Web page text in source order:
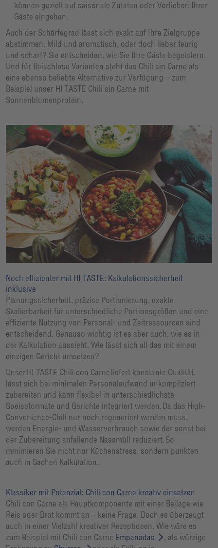
können gezielt auf saisonale Zutaten oder Vorlieben Ihrer
Gäste eingehen.
Auch der Schärfegrad lässt sich exakt auf Ihre Zielgruppe
abstimmen. Mild und aromatisch, oder doch lieber feurig
und scharf? Sie entscheiden, wie Sie Ihre Gäste begeistern.
Und für fleischlose Varianten steht das Chili sin Carne als
eine ebenso beliebte Alternative zur Verfügung – zum
Beispiel unser HI TASTE Chili sin Carne mit
Sonnenblumenprotein.
Noch effizienter mit HI TASTE: Kalkulationssicherheit
inklusive
Planungssicherheit, präzise Portionierung, exakte
Skalierbarkeit für unterschiedliche Portionsgrößen und eine
effiziente Nutzung von Personal- und Zeitressourcen sind
entscheidend. Genauso wichtig ist es aber auch, wie es in
der Kalkulation aussieht. Wie lässt sich all das mit einem
einzigen Gericht umsetzen?
Unser HI TASTE Chili con Carne liefert konstante Qualität,
lässt sich bei minimalen Personalaufwand unkompliziert
zubereiten und kann flexibel in unterschiedlichste
Speiseformate und Gerichte integriert werden. Da das High-
Convenience-Chili nur noch regeneriert werden muss,
werden Energie- und Wasserverbrauch sowie der sonst bei
der Zubereitung anfallende Nassmüll reduziert. So
minimieren Sie nicht nur Küchenstress, sondern punkten
auch in Sachen Kalkulation.
Klassiker mit Potenzial: Chili con Carne kreativ einsetzen
Chili con Carne als Hauptkomponente mit einer Beilage wie
Reis oder Brot kommt an – keine Frage. Doch es überzeugt
auch in einer Vielzahl kreativer Rezeptideen. Wie wäre es
zum Beispiel mit Chili con Carne Empanadas
, als würzige